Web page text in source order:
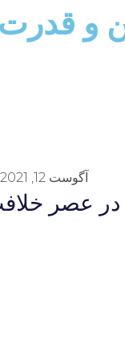
و
آگوست 12, 2021